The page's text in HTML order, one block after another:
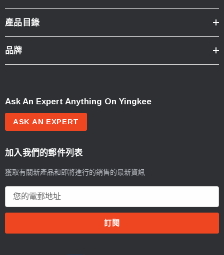
產品目錄
品牌
Ask An Expert Anything On Yingkee
ASK AN EXPERT
加入我們的郵件列表
獲取有關新產品和即將進行的銷售的最新資訊
郵